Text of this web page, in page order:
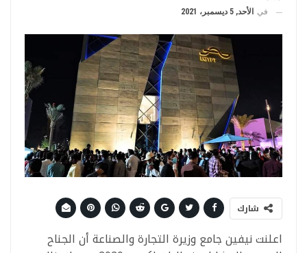
في
الأحد, 5 ديسمبر، 2021
شارك
اعلنت نيفين جامع وزيرة التجارة والصناعة أن الجناح